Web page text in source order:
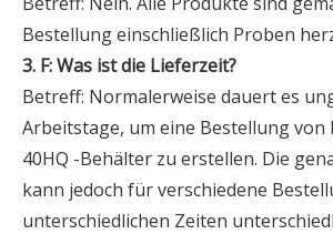
Bestellung einschließlich Proben
3. F: Was ist die Lieferzeit?
Betreff: Normalerweise dauert es
Arbeitstage, um eine Bestellung von
40HQ -Behälter zu erstellen. Die
kann jedoch für verschiedene
unterschiedlichen Zeiten